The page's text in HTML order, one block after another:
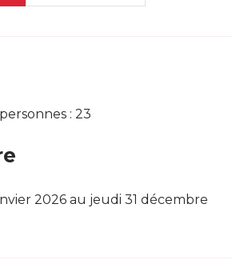
: 23
2026 au jeudi 31 décembre